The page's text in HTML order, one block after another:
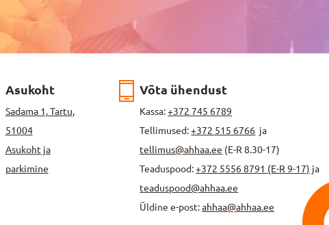
Asukoht
Sadama 1, Tartu,
51004
Asukoht ja
parkimine
Võta ühendust
Kassa:+372 745 6789
Tellimused:+372 515 6766 ja
tellimus@ahhaa.ee (E-R 8.30-17)
Teaduspood:+372 5556 8791 (E-R 9-17) ja
teaduspood@ahhaa.ee
Üldine e-post:ahhaa@ahhaa.ee